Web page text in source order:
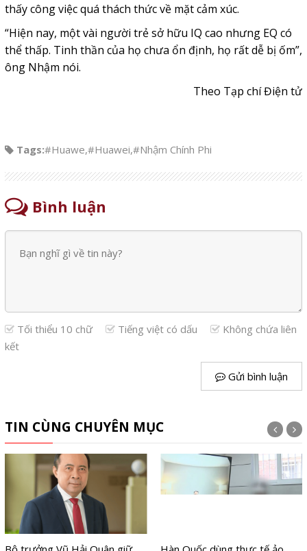
thấy công việc quá thách thức về mặt cảm xúc.
“Hiện nay, một vài người trẻ sở hữu IQ cao nhưng EQ có
thể thấp. Tinh thần của họ chưa ổn định, họ rất dễ bị ốm”,
ông Nhậm nói.
Theo Tạp chí Điện tử
Tags:#Huawe,#Huawei,#Nhậm Chính Phi
Bình luận
Tối thiểu 10 chữ Tiếng việt có dấu
Không chứa liên
kết
Gửi bình luận
TIN CÙNG CHUYÊN MỤC